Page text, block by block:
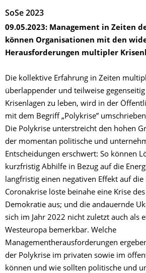
SoSe 2023
09.05.2023: Management in Zeiten
können Organisationen mit den
Herausforderungen multipler
Die kollektive Erfahrung in Zeiten
überlappender und teilweise
Krisenlagen zu leben, wird in der
mit dem Begriff „Polykrise”
Die Polykrise unterstreicht den hohen
der momentan politische und
Entscheidungen erschwert: So können
kurzfristig Abhilfe in Bezug auf die
langfristig einen negativen Effekt auf
Coronakrise löste beinahe eine Krise
Demokratie aus; und die andauernde
sich im Jahr 2022 nicht zuletzt auch als
Westeuropa bemerkbar. Welche
Managementherausforderungen
der Polykrise im privaten sowie im
können und wie sollten politische und